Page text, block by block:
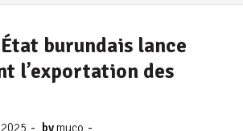
4 août 2026
burundais lance
l’exportation des
- bymuco -